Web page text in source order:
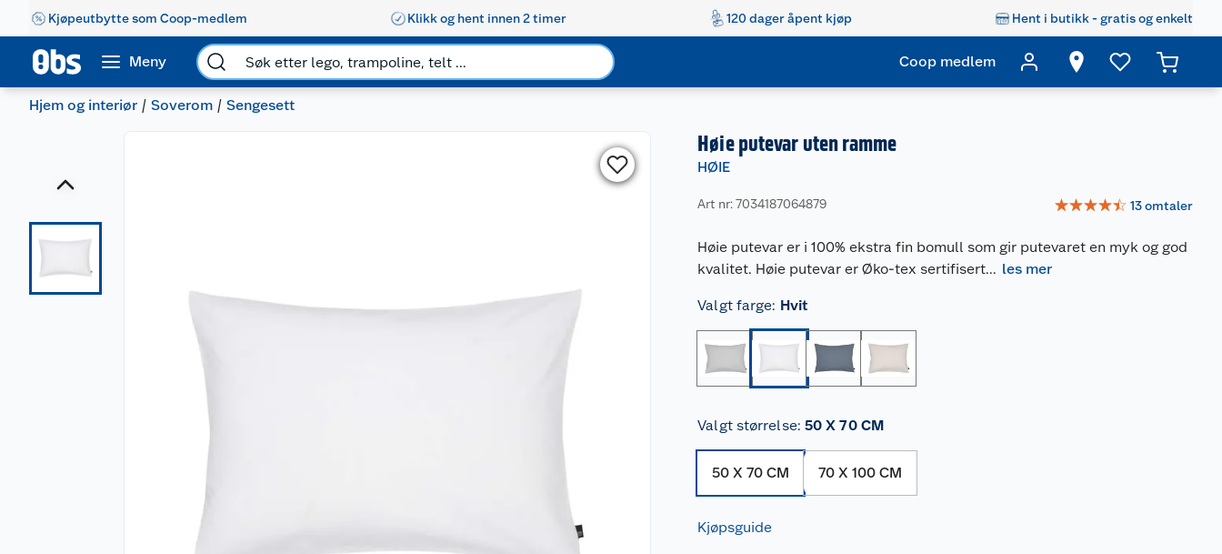
Kjøpeutbytte som Coop-medlem Klikk og hent innen 2 timer 120 dager åpent kjøp Hent i butikk - gratis og enkelt
Meny Coop medlem
Hjem og interiør Soverom Sengesett
Høie putevar uten ramme
HØIE
Art nr: 7034187064879 ☆☆☆☆☆ 13omtaler
Høie putevar er i 100% ekstra fin bomull som gir putevaret en myk og god
kvalitet. Høie putevar er Øko-tex sertifisert... les mer
Valgt farge: Hvit
Valgt størrelse: 50 X 70 CM
50 X 70 CM 70 X 100 CM
Kjøpsguide